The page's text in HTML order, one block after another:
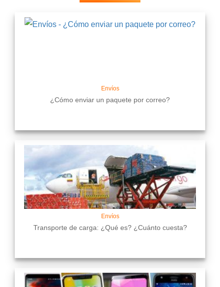
Envíos
¿Cómo enviar un paquete por correo?
Envíos
Transporte de carga: ¿Qué es? ¿Cuánto cuesta?